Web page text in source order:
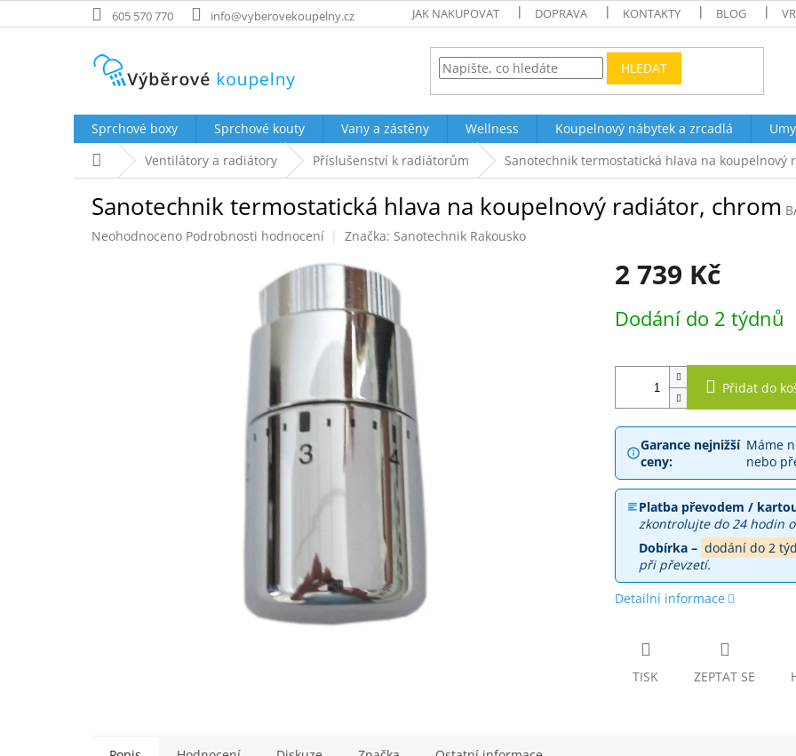
na
605 570 770 info@vyberovekoupelny.cz JAK NAKUPOVAT DOPRAVA KONTAKTY BLOG
HLEDAT
Sprchové boxy Sprchové kouty Vany a zástěny Wellness Koupelnový nábytek a zrcadlá
Domů Ventilátory a radiátory Příslušenství k radiátorům Sanotechnik termostatická hlava na koupelnový
Sanotechnik termostatická hlava na koupelnový radiátor, chrom
Průměrné
Neohodnoceno Podrobnosti hodnocení Značka: Sanotechnik Rakousko
2 739 Kč
cena:
Dodání do 2 týdnů
Přidat do
Garance nejnižší
ceny:
Máme
nebo
Platba převodem /
zkontrolujte do 24 hodin
Dobírka – dodání do 2
při převzetí.
Detailní informace
TISK ZEPTAT SE